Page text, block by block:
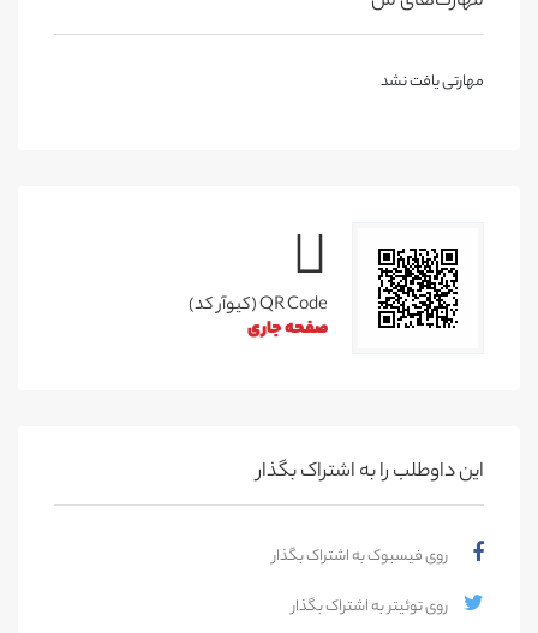
مهارتی یافت نشد
QR Code (کیوآر کد)
صفحه جاری
این داوطلب را به اشتراک بگذار
روی فیسبوک به اشتراک بگذار
روی توئیتر به اشتراک بگذار